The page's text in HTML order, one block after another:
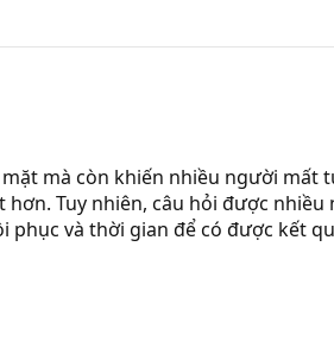
mà còn khiến nhiều người mất
Tuy nhiên, câu hỏi được
và thời gian để có được kết